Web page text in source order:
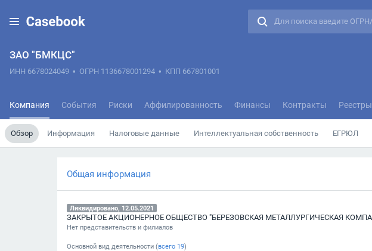
ЗАО "БМКЦС"
ИНН 6678024049 • ОГРН 1136678001294 • КПП 667801001
Компания События Риски Аффилированность Финансы Контракты Реестры
Обзор Информация Налоговые данные Интеллектуальная собственность ЕГРЮЛ
Общая информация
Ликвидировано, 12.05.2021
Нет представительств и филиалов
Основной вид деятельности (всего 19)